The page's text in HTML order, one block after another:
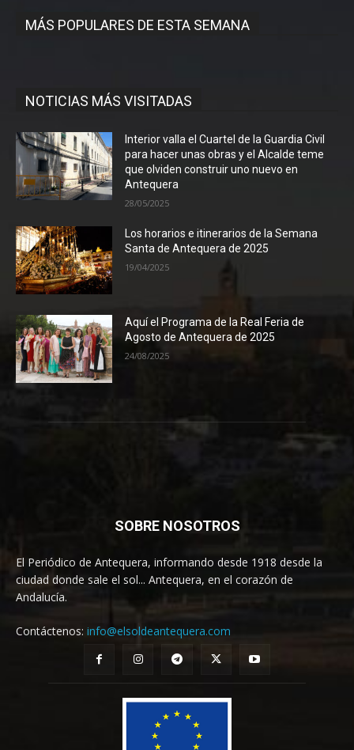
MÁS POPULARES DE ESTA SEMANA
NOTICIAS MÁS VISITADAS
Interior valla el Cuartel de la Guardia Civil
para hacer unas obras y el Alcalde teme
que olviden construir uno nuevo en
Antequera
28/05/2025
Los horarios e itinerarios de la Semana
Santa de Antequera de 2025
19/04/2025
Aquí el Programa de la Real Feria de
Agosto de Antequera de 2025
24/08/2025
SOBRE NOSOTROS
El Periódico de Antequera, informando desde 1918 desde la
ciudad donde sale el sol... Antequera, en el corazón de
Andalucía.
Contáctenos: info@elsoldeantequera.com